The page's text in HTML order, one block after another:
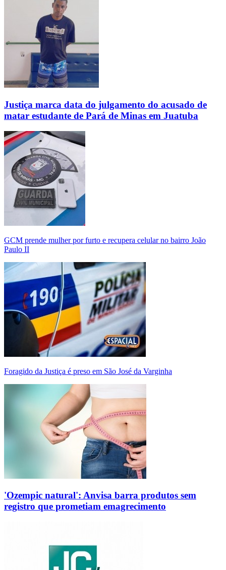
Justiça marca data do julgamento do acusado de
matar estudante de Pará de Minas em Juatuba
GCM prende mulher por furto e recupera celular no bairro João
Paulo II
Foragido da Justiça é preso em São José da Varginha
'Ozempic natural': Anvisa barra produtos sem
registro que prometiam emagrecimento